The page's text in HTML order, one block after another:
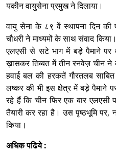
यकीन वायुसेना प्रमुख ने दिलाया।
वायु सेना के ८९ वें स्थापना दिन की
चौधरी ने माध्यमों के साथ संवाद
एलएसी से सटे भाग में बड़े पैमाने पर
ख़ासकर तिब्बत में तीन रनवेज़ चीन ने
हवाई बल की हरकतें गौरतलब
लष्कर की भी इस क्षेत्र में बड़े पैमाने
रहे हैं कि चीन फिर एक बार एलएसी
तैयारी कर रहा है। उस पृष्ठभूमि
किया।
अधिक पढिये :